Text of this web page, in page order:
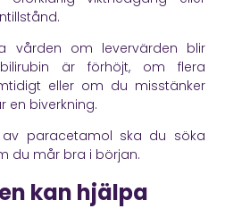
vården om levervärden blir
är förhöjt, om flera
eller om du misstänker
en biverkning.
paracetamol ska du söka
du mår bra i början.
kan hjälpa